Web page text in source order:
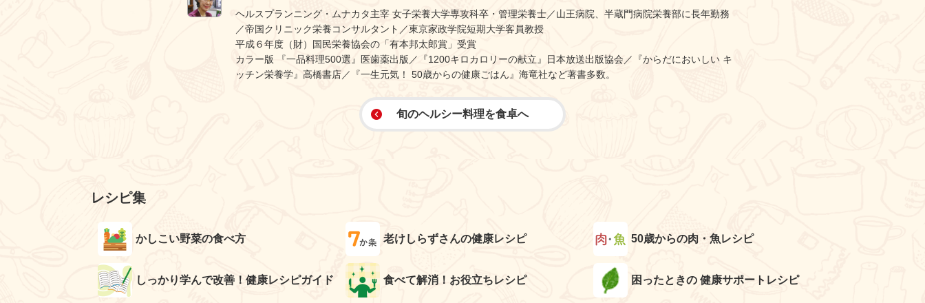
ヘルスプランニング・ムナカタ主宰 女子栄養大学専攻科卒・管理栄養士／山王病院、半蔵門病院栄養部に長年勤務
／帝国クリニック栄養コンサルタント／東京家政学院短期大学客員教授
平成６年度（財）国民栄養協会の「有本邦太郎賞」受賞
カラー版 『一品料理500選』医歯薬出版／『1200キロカロリーの献立』日本放送出版協会／『からだにおいしい キ
ッチン栄養学』高橋書店／『一生元気！ 50歳からの健康ごはん』海竜社など著書多数。
旬のヘルシー料理を食卓へ
レシピ集
かしこい野菜の食べ方 老けしらずさんの健康レシピ 50歳からの肉・魚レシピ
しっかり学んで改善！健康レシピガイド 食べて解消！お役立ちレシピ 困ったときの 健康サポートレシピ